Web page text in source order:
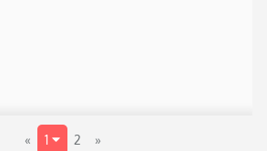
« 1 2 »